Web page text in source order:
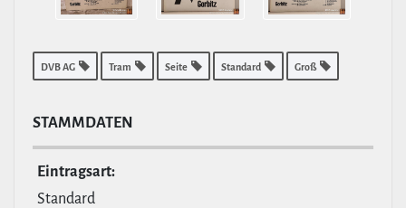
DVB AG Tram Seite Standard Groß
STAMM­DATEN
Ein­tragsart:
Standard